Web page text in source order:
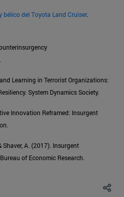
bélico del Toyota Land Cruiser.
Learning in Terrorist Organizations:
System Dynamics Society.
Innovation Reframed: Insurgent
Shaver, A. (2017). Insurgent
of Economic Research.